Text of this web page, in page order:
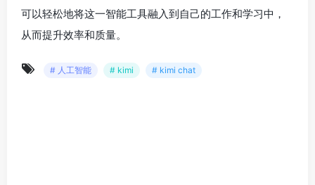
可以轻松地将这一智能工具融入到自己的工作和学习中，
从而提升效率和质量。
# 人工智能 # kimi # kimi chat